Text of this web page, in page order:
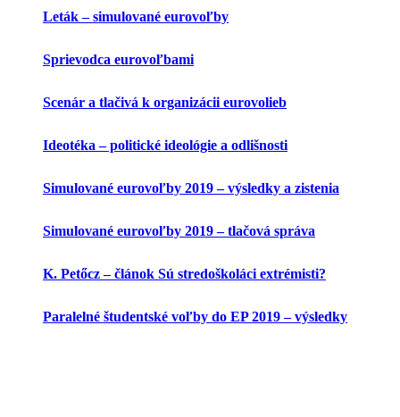
Leták – simulované eurovoľby
Sprievodca eurovoľbami
Scenár a tlačivá k organizácii eurovolieb
Ideotéka – politické ideológie a odlišnosti
Simulované eurovoľby 2019 – výsledky a zistenia
Simulované eurovoľby 2019 – tlačová správa
K. Petőcz – článok Sú stredoškoláci extrémisti?
Paralelné študentské voľby do EP 2019 – výsledky